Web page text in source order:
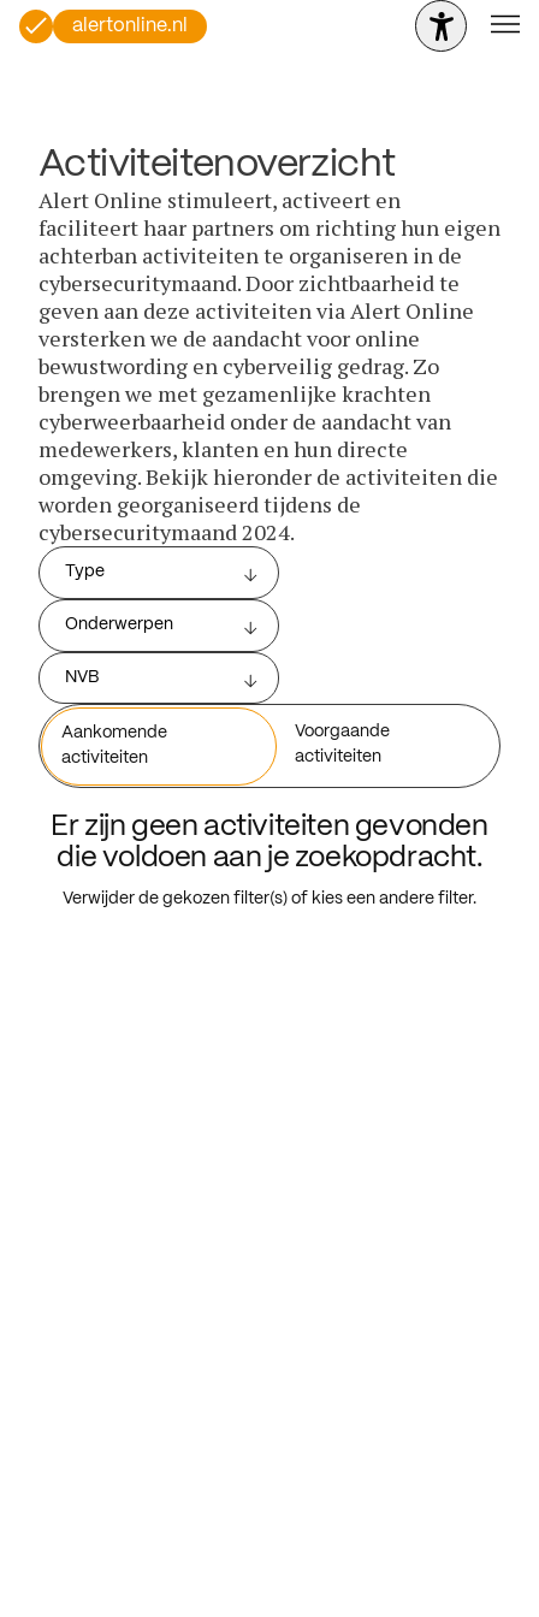
alertonline.nl
Activiteitenoverzicht
Alert Online stimuleert, activeert en
faciliteert haar partners om richting hun eigen
achterban activiteiten te organiseren in de
cybersecuritymaand. Door zichtbaarheid te
geven aan deze activiteiten via Alert Online
versterken we de aandacht voor online
bewustwording en cyberveilig gedrag. Zo
brengen we met gezamenlijke krachten
cyberweerbaarheid onder de aandacht van
medewerkers, klanten en hun directe
omgeving. Bekijk hieronder de activiteiten die
worden georganiseerd tijdens de
cybersecuritymaand 2024.
Type
Onderwerpen
NVB
Aankomende
activiteiten
Voorgaande
activiteiten
Er zijn geen activiteiten gevonden
die voldoen aan je zoekopdracht.
Verwijder de gekozen filter(s) of kies een andere filter.